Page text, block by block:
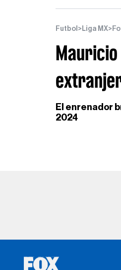
Futbol > Liga MX>
El enrenador
2024